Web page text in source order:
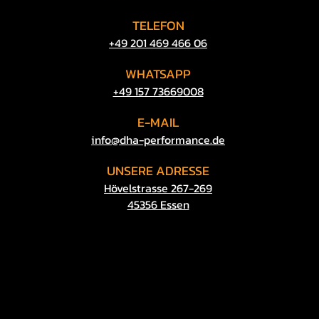
Dodge Challenger gebraucht: ab
Dodge Demon kaufen:
Die Dodge Challenger
spielen beim Vergleich eine
Dodge Challenger Demon
Der Dodge Challenger Demon
TELEFON
+49 201 469​ 466 06
WHATSAPP
​+49 157 73669008
E-MAIL
​info@dha-performance.de
UNSEREADRESSE
Hövelstrasse 267-269
45356 Essen